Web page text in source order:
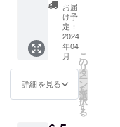
せてい
ただき
ます。
※金額の
上乗せ
可能
同して
くださ
る方、
応援し
ていた
だける
方へ！
・感謝
のメー
お届
け予
定：
2024
年04
月
詳細を見る
こ
の
リ
タ
ー
ン
を
選
択
す
る